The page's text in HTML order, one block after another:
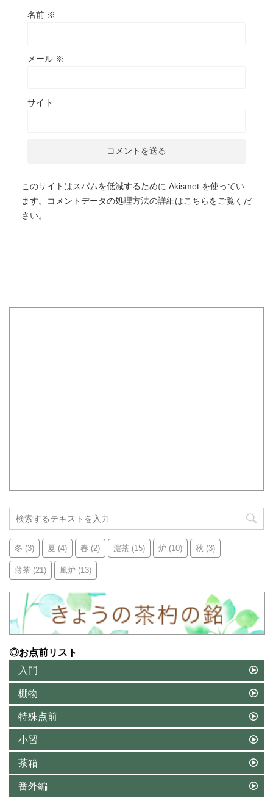
名前 ※
メール ※
サイト
このサイトはスパムを低減するために Akismet を使ってい
ます。
コメントデータの処理方法の詳細はこちらをご覧くだ
さい。
冬 (3) 夏 (4) 春 (2) 濃茶 (15) 炉 (10) 秋 (3)
薄茶 (21) 風炉 (13)
◎お点前リスト
入門
棚物
特殊点前
小習
茶箱
番外編